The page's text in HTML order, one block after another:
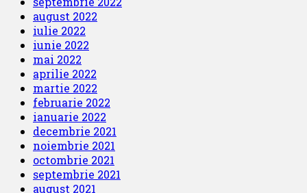
august 2022
iulie 2022
iunie 2022
mai 2022
aprilie 2022
martie 2022
februarie 2022
ianuarie 2022
decembrie 2021
noiembrie 2021
octombrie 2021
septembrie 2021
august 2021